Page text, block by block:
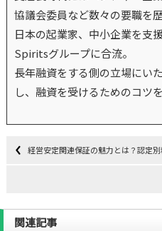
協議会委員など数々の要職を
日本の起業家、中小企業を支
Spiritsグループに合流。
長年融資をする側の立場にい
し、融資を受けるためのコツ
経営安定関連保証の魅力とは？認定
関連記事